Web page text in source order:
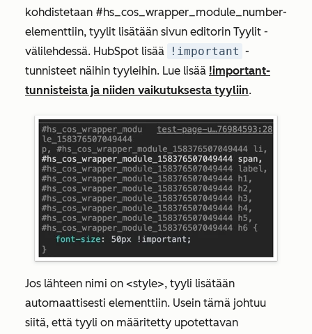
kohdistetaan #hs_cos_wrapper_module_number-
elementtiin, tyylit lisätään sivun editorin Tyylit -
välilehdessä. HubSpot lisää
!important -
tunnisteet näihin tyyleihin. Lue lisää !important-
tunnisteista ja niiden vaikutuksesta tyyliin.
Jos lähteen nimi on <style>, tyyli lisätään
automaattisesti elementtiin. Usein tämä johtuu
siitä, että tyyli on määritetty upotettavan